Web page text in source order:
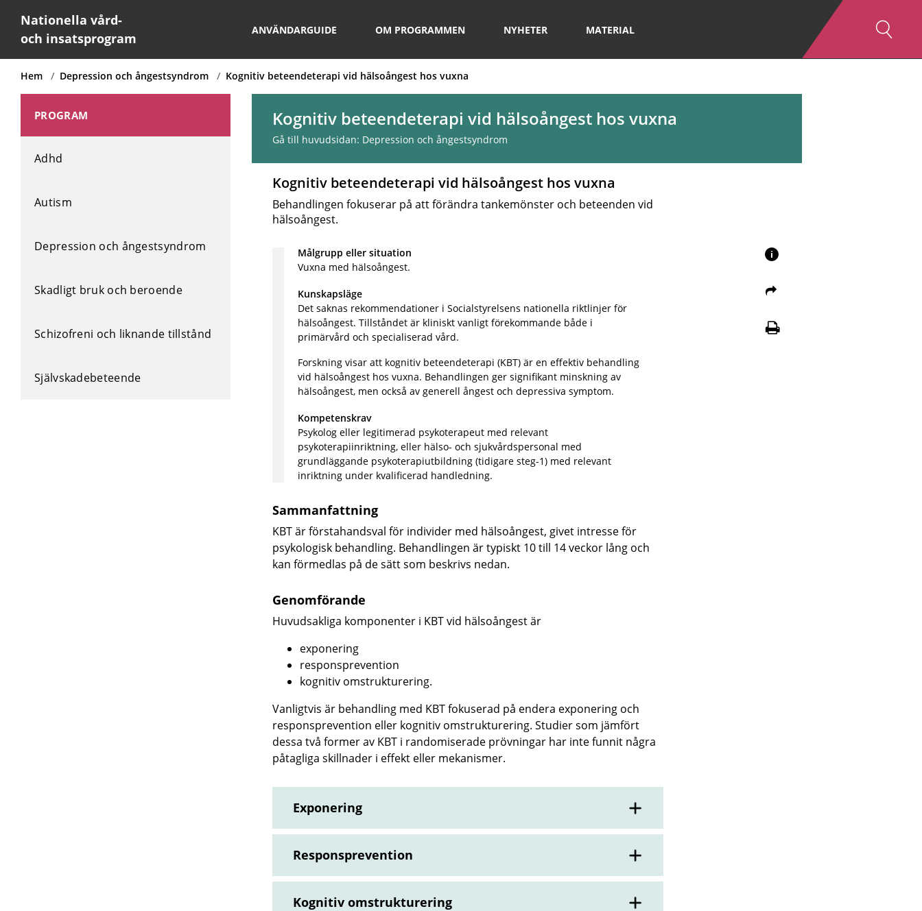
Nationella vård-
och insatsprogram
ANVÄNDARGUIDE OM PROGRAMMEN NYHETER MATERIAL
Hem Depression och ångestsyndrom Kognitiv beteendeterapi vid hälsoångest hos vuxna
PROGRAM
Adhd
Autism
Depression och ångestsyndrom
Skadligt bruk och beroende
Schizofreni och liknande tillstånd
Självskadebeteende
Kognitiv beteendeterapi vid hälsoångest hos vuxna
Gå till huvudsidan: Depression och ångestsyndrom
Kognitiv beteendeterapi vid hälsoångest hos vuxna
Behandlingen fokuserar på att förändra tankemönster och beteenden vid
hälsoångest.
Målgrupp eller situation
Vuxna med hälsoångest.
Kunskapsläge
Det saknas rekommendationer i Socialstyrelsens nationella riktlinjer för
hälsoångest. Tillståndet är kliniskt vanligt förekommande både i
primärvård och specialiserad vård.
Forskning visar att kognitiv beteendeterapi (KBT) är en effektiv behandling
vid hälsoångest hos vuxna. Behandlingen ger signifikant minskning av
hälsoångest, men också av generell ångest och depressiva symptom.
Kompetenskrav
Psykolog eller legitimerad psykoterapeut med relevant
psykoterapiinriktning, eller hälso- och sjukvårdspersonal med
grundläggande psykoterapiutbildning (tidigare steg-1) med relevant
inriktning under kvalificerad handledning.
Sammanfattning
KBT är förstahandsval för individer med hälsoångest, givet intresse för
psykologisk behandling. Behandlingen är typiskt 10 till 14 veckor lång och
kan förmedlas på de sätt som beskrivs nedan.
Genomförande
Huvudsakliga komponenter i KBT vid hälsoångest är
exponering
responsprevention
kognitiv omstrukturering.
Vanligtvis är behandling med KBT fokuserad på endera exponering och
responsprevention eller kognitiv omstrukturering. Studier som jämfört
dessa två former av KBT i randomiserade prövningar har inte funnit några
påtagliga skillnader i effekt eller mekanismer.
Exponering
Responsprevention
Kognitiv omstrukturering
i